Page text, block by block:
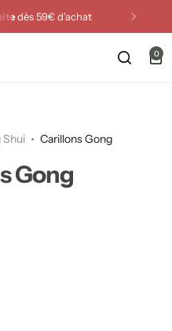
dès 59€ d'achat
0
Shui Carillons Gong
Gong